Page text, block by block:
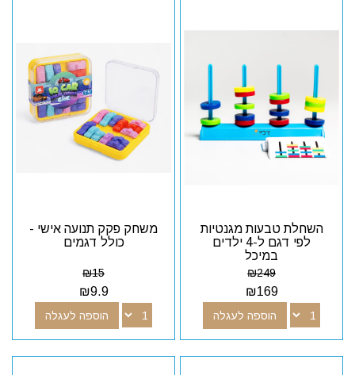
השחלת טבעות מגנטיות
לפי דגם ל-4 ילדים
במיכל
₪249
₪169
הוספה לעגלה
משחק פקק תנועה אישי -
כולל דגמים
₪15
₪9.9
הוספה לעגלה